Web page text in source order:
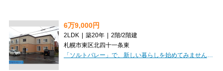
6万9,000円
2LDK | 築20年 | 2階/2階建
札幌市東区北四十一条東